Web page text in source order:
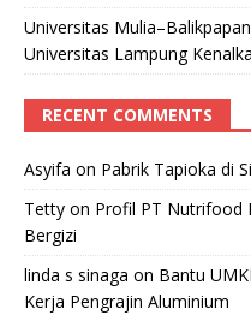
Universitas
Universitas Lampung
RECENT COMMENTS
Asyifa on Pabrik Tapioka di
Tetty on Profil PT Nutrifood
Bergizi
linda s sinaga on Bantu
Kerja Pengrajin Aluminium